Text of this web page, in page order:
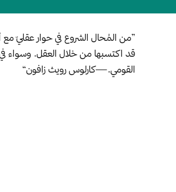
”من المُحال الشروع في حوار عقليّ
قد اكتسبها من خلال العقل. وسواء
القومي.—كارلوس رويث زافون“